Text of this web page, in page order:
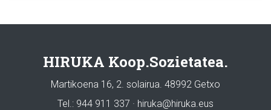
HIRUKA Koop.Sozietatea.
Martikoena 16, 2. solairua. 48992 Getxo
Tel.: 944 911 337 · hiruka@hiruka.eus